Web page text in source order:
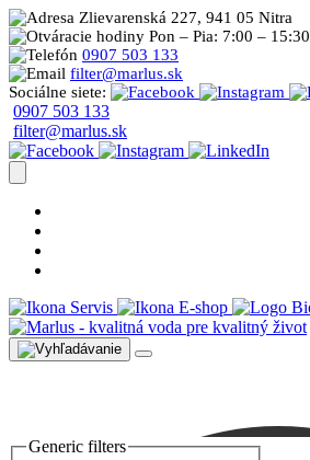
Zlievarenská 227, 941 05 Nitra
Pon – Pia: 7:00 – 15:30
0907 503 133
filter@marlus.sk
Sociálne siete:
0907 503 133
filter@marlus.sk
Servis E-shop
Generic filters